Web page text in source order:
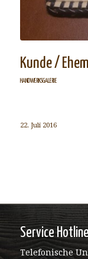
Kunde /
HANDWERKSGALERIE
22. Juli 2016
Service Hotline
Telefonische